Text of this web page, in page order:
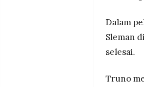
Dalam
Sleman
selesai.
Truno